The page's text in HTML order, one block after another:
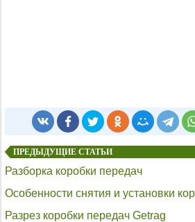
ПРЕДЫДУЩИЕ СТАТЬИ
Разборка коробки передач
Особенности снятия и установки
Разрез коробки передач Getrag